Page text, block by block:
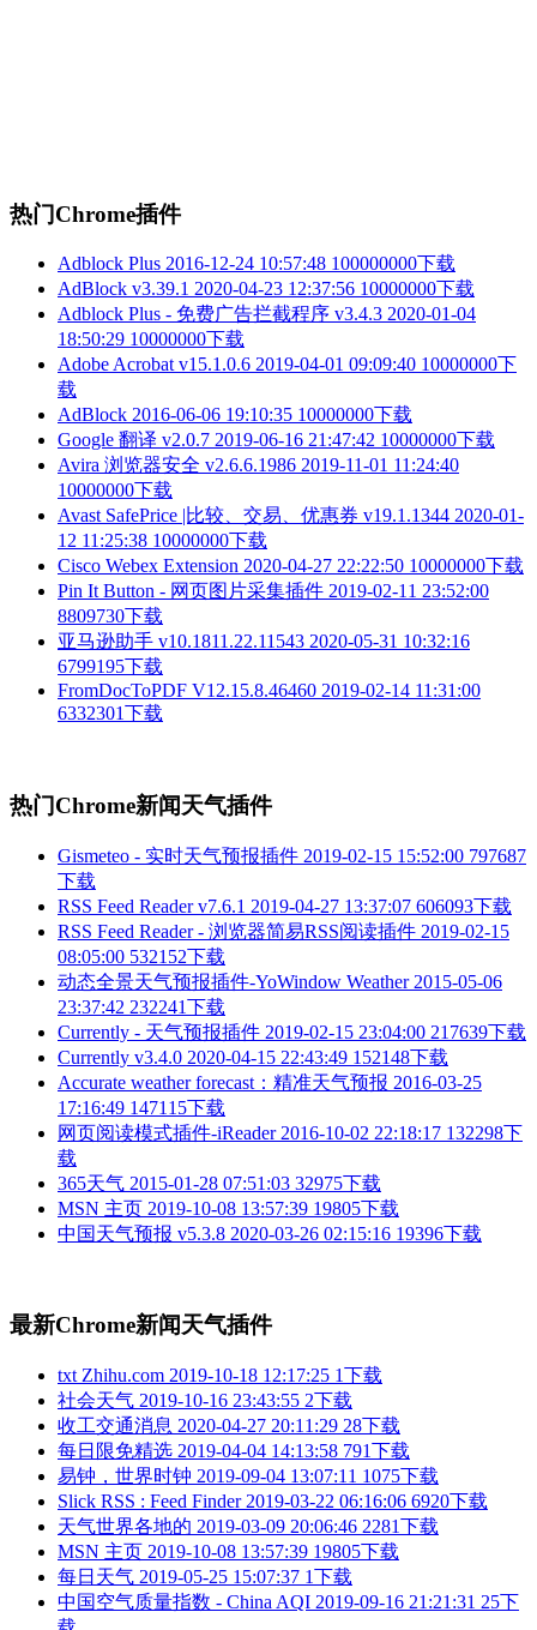
热门Chrome插件
Adblock Plus 2016-12-24 10:57:48 100000000下载
AdBlock v3.39.1 2020-04-23 12:37:56 10000000下载
Adblock Plus - 免费广告拦截程序 v3.4.3 2020-01-04
18:50:29 10000000下载
Adobe Acrobat v15.1.0.6 2019-04-01 09:09:40 10000000下
载
AdBlock 2016-06-06 19:10:35 10000000下载
Google 翻译 v2.0.7 2019-06-16 21:47:42 10000000下载
Avira 浏览器安全 v2.6.6.1986 2019-11-01 11:24:40
10000000下载
Avast SafePrice |比较、交易、优惠券 v19.1.1344 2020-01-
12 11:25:38 10000000下载
Cisco Webex Extension 2020-04-27 22:22:50 10000000下载
Pin It Button - 网页图片采集插件 2019-02-11 23:52:00
8809730下载
亚马逊助手 v10.1811.22.11543 2020-05-31 10:32:16
6799195下载
FromDocToPDF V12.15.8.46460 2019-02-14 11:31:00
6332301下载
热门Chrome新闻天气插件
Gismeteo - 实时天气预报插件 2019-02-15 15:52:00 797687
下载
RSS Feed Reader v7.6.1 2019-04-27 13:37:07 606093下载
RSS Feed Reader - 浏览器简易RSS阅读插件 2019-02-15
08:05:00 532152下载
动态全景天气预报插件-YoWindow Weather 2015-05-06
23:37:42 232241下载
Currently - 天气预报插件 2019-02-15 23:04:00 217639下载
Currently v3.4.0 2020-04-15 22:43:49 152148下载
Accurate weather forecast：精准天气预报 2016-03-25
17:16:49 147115下载
网页阅读模式插件-iReader 2016-10-02 22:18:17 132298下
载
365天气 2015-01-28 07:51:03 32975下载
MSN 主页 2019-10-08 13:57:39 19805下载
中国天气预报 v5.3.8 2020-03-26 02:15:16 19396下载
最新Chrome新闻天气插件
txt Zhihu.com 2019-10-18 12:17:25 1下载
社会天气 2019-10-16 23:43:55 2下载
收工交通消息 2020-04-27 20:11:29 28下载
每日限免精选 2019-04-04 14:13:58 791下载
易钟，世界时钟 2019-09-04 13:07:11 1075下载
Slick RSS : Feed Finder 2019-03-22 06:16:06 6920下载
天气世界各地的 2019-03-09 20:06:46 2281下载
MSN 主页 2019-10-08 13:57:39 19805下载
每日天气 2019-05-25 15:07:37 1下载
中国空气质量指数 - China AQI 2019-09-16 21:21:31 25下